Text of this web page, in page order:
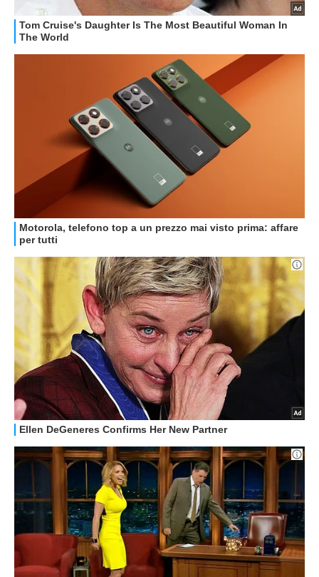
GUIDE ALL'ACQUISTO